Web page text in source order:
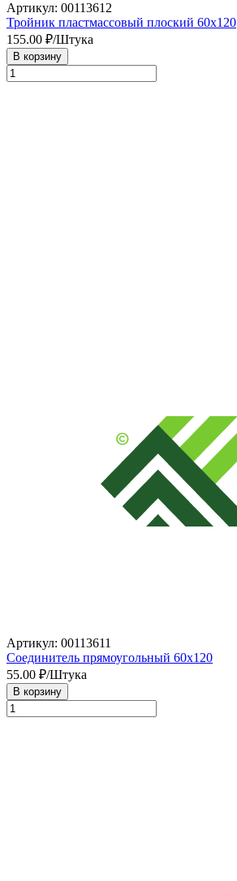
Артикул: 00113612
Тройник пластмассовый плоский 60х120
155.00 ₽/Штука
В корзину
Артикул: 00113611
Соединитель прямоугольный 60х120
55.00 ₽/Штука
В корзину